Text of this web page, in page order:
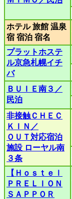
ホテル 旅館 温泉
宿 宿泊 宿名
プラットホステ
ル京急札幌イチ
バ
ＢＵＩＥ南３／
民泊
非接触ＣＨＥＣ
ＫＩＮ／
ＯＵＴ対応宿泊
施設 ローヤル南
３条
【Ｈｏｓｔｅｌ
ＰＲＥＬＩＯＮ
ＳＡＰＰＯＲ